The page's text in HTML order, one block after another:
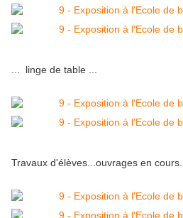
... linge de table ...
Travaux d'élèves...ouvrages en cours...